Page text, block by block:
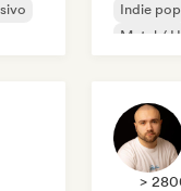
Indie pop
Metal /
>